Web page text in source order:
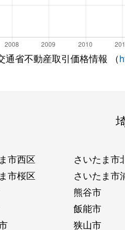
通省不動産取引価格情報 （
市西区
さいたま市
市桜区
さいたま市
熊谷市
飯能市
狭山市